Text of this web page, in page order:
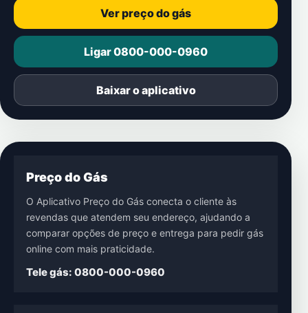
Ver preço do gás
Ligar 0800-000-0960
Baixar o aplicativo
Preço do Gás
O Aplicativo Preço do Gás conecta o cliente às
revendas que atendem seu endereço, ajudando a
comparar opções de preço e entrega para pedir gás
online com mais praticidade.
Tele gás: 0800-000-0960